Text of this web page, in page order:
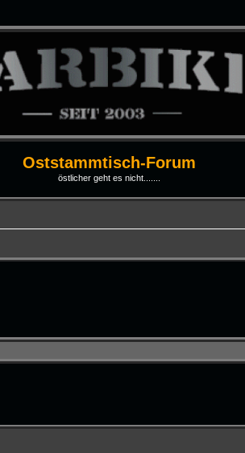
Oststammtisch-Forum
östlicher geht es nicht.......